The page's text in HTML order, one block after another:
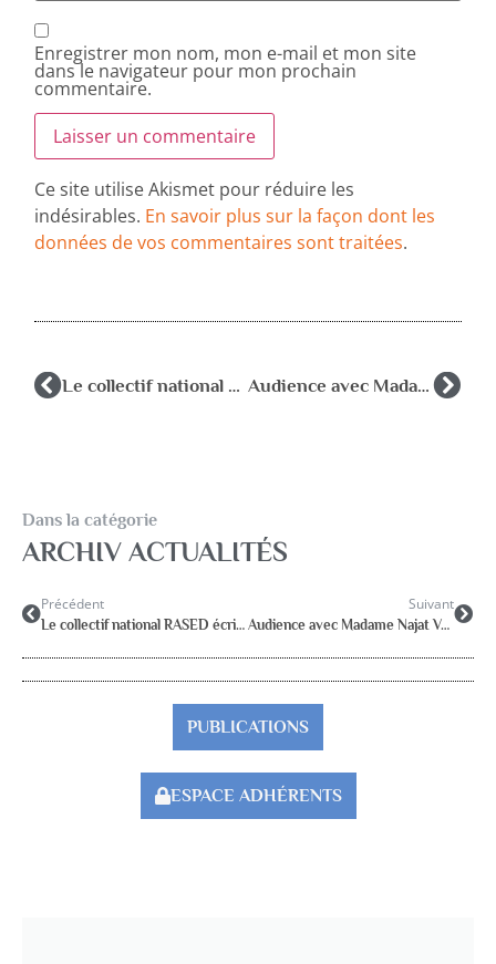
Enregistrer mon nom, mon e-mail et mon site
dans le navigateur pour mon prochain
commentaire.
Ce site utilise Akismet pour réduire les
indésirables. En savoir plus sur la façon dont les
données de vos commentaires sont traitées.
Le collectif national RASED écrit aux Recteurs Audience avec Madame Najat Vallaud-Belkacem, ministre de l’Education nationale
Dans la catégorie
ARCHIV ACTUALITÉS
Précédent
Le collectif national RASED écrit aux Recteurs
Suivant
Audience avec Madame Najat Vallaud-Belkacem, ministre de l’Education nationale
PUBLICATIONS
ESPACE ADHÉRENTS